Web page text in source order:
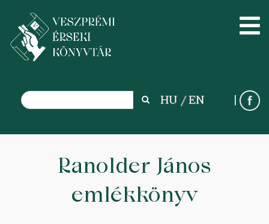
Search
Search HU EN
Ranolder János
emlékkönyv